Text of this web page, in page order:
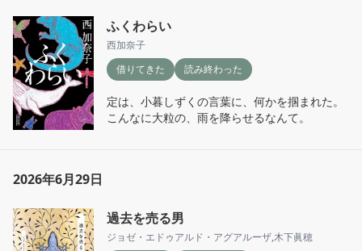
ふくわらい
西加奈子
借りてきた
読み終わった
定は、小暮しずくの言葉に、何かを掴まれた。
こんなに大粒の、雨を降らせるなんて。
2026年6月29日
過去を売る男
ジョゼ・エドゥアルド・アグアルーザ,木下眞穂